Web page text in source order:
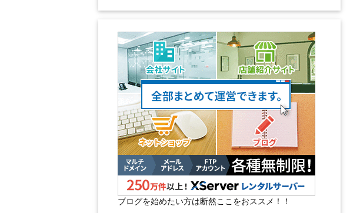
ブログを始めたい方は断然ここをおススメ！！